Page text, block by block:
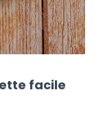
facile